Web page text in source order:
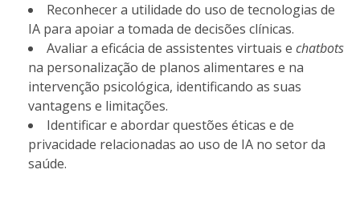
Reconhecer a utilidade do uso de tecnologias de
IA para apoiar a tomada de decisões clínicas.
Avaliar a eficácia de assistentes virtuais e chatbots
na personalização de planos alimentares e na
intervenção psicológica, identificando as suas
vantagens e limitações.
Identificar e abordar questões éticas e de
privacidade relacionadas ao uso de IA no setor da
saúde.